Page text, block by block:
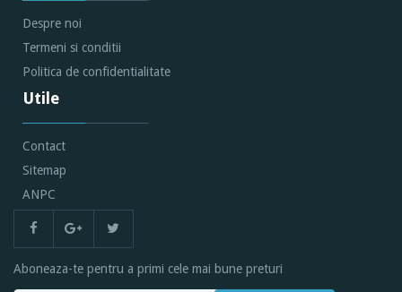
Despre noi
Termeni si conditii
Politica de confidentialitate
Utile
Contact
Sitemap
ANPC
Aboneaza-te pentru a primi cele mai bune preturi